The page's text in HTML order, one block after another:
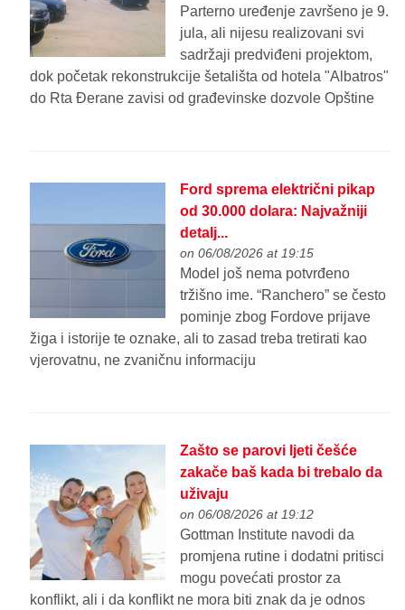
Parterno uređenje završeno je 9.
jula, ali nijesu realizovani svi
sadržaji predviđeni projektom,
dok početak rekonstrukcije šetališta od hotela "Albatros"
do Rta Đerane zavisi od građevinske dozvole Opštine
Ford sprema električni pikap
od 30.000 dolara: Najvažniji
detalj...
on 06/08/2026 at 19:15
Model još nema potvrđeno
tržišno ime. “Ranchero” se često
pominje zbog Fordove prijave
žiga i istorije te oznake, ali to zasad treba tretirati kao
vjerovatnu, ne zvaničnu informaciju
Zašto se parovi ljeti češće
zakače baš kada bi trebalo da
uživaju
on 06/08/2026 at 19:12
Gottman Institute navodi da
promjena rutine i dodatni pritisci
mogu povećati prostor za
konflikt, ali i da konflikt ne mora biti znak da je odnos